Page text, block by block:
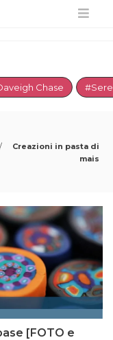
Chase
/
Creazioni in pasta di
mais
[FOTO e